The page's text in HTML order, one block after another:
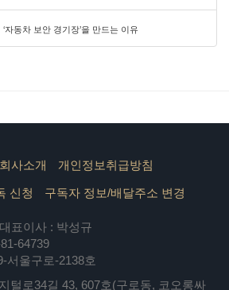
자동차 보안 경기장’을 만드는 이유
회사소개 개인정보취급방침
신청 구독자 정보/배달주소 변경
대표이사 : 박성규
64739
서울구로-2138호
털로34길 43, 607호(구로동, 코오롱싸